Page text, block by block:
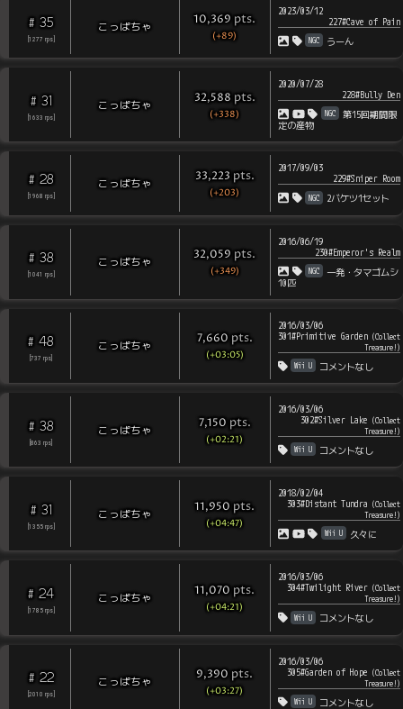
# 35
1277 rps
こっぱちゃ 10,369 pts.
(+89)
2023/03/12
227#Cave of Pain
NGC うーん
# 31
1633 rps
こっぱちゃ 32,588 pts.
(+338)
2020/07/28
228#Bully Den
NGC
第15回期間限
定の産物
# 28
1968 rps
こっぱちゃ 33,223 pts.
(+203)
2017/09/03
229#Sniper Room
NGC 2バケツ1セット
# 38
1041 rps
こっぱちゃ 32,059 pts.
(+349)
2016/06/19
230#Emperor's Realm
NGC
一発・タマゴムシ
10匹
# 48
[737 rps
こっぱちゃ 7,660 pts.
(+03:05)
2016/03/06
301#Primitive Garden(Collect
Treasure!)
Wii U
コメントなし
# 38
[863 rps
こっぱちゃ 7,150 pts.
(+02:21)
2016/03/06
302#Silver Lake (Collect
Treasure!)
Wii U
コメントなし
# 31
1355 rps
こっぱちゃ 11,950 pts.
(+04:47)
2018/02/04
303#Distant Tundra (Collect
Treasure!)
Wii U
久々に
# 24
1785 rps
こっぱちゃ 11,070 pts.
(+04:21)
2016/03/06
304#Twilight River(Collect
Treasure!)
Wii U
コメントなし
# 22
2010 rps
こっぱちゃ 9,390 pts.
(+03:27)
2016/03/06
305#Garden of Hope (Collect
Treasure!)
Wii U
コメントなし